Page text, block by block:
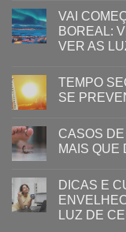
VAI
BOREAL:
VER AS
TEMPO
SE
CASOS
MAIS QUE
DICAS E
LUZ ​DE